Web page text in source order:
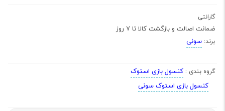
گارانتی
ضمانت اصالت و بازگشت کالا تا 7 روز
برند: سونی
گروه بندی : کنسول بازی استوک
کنسول بازی استوک سونی